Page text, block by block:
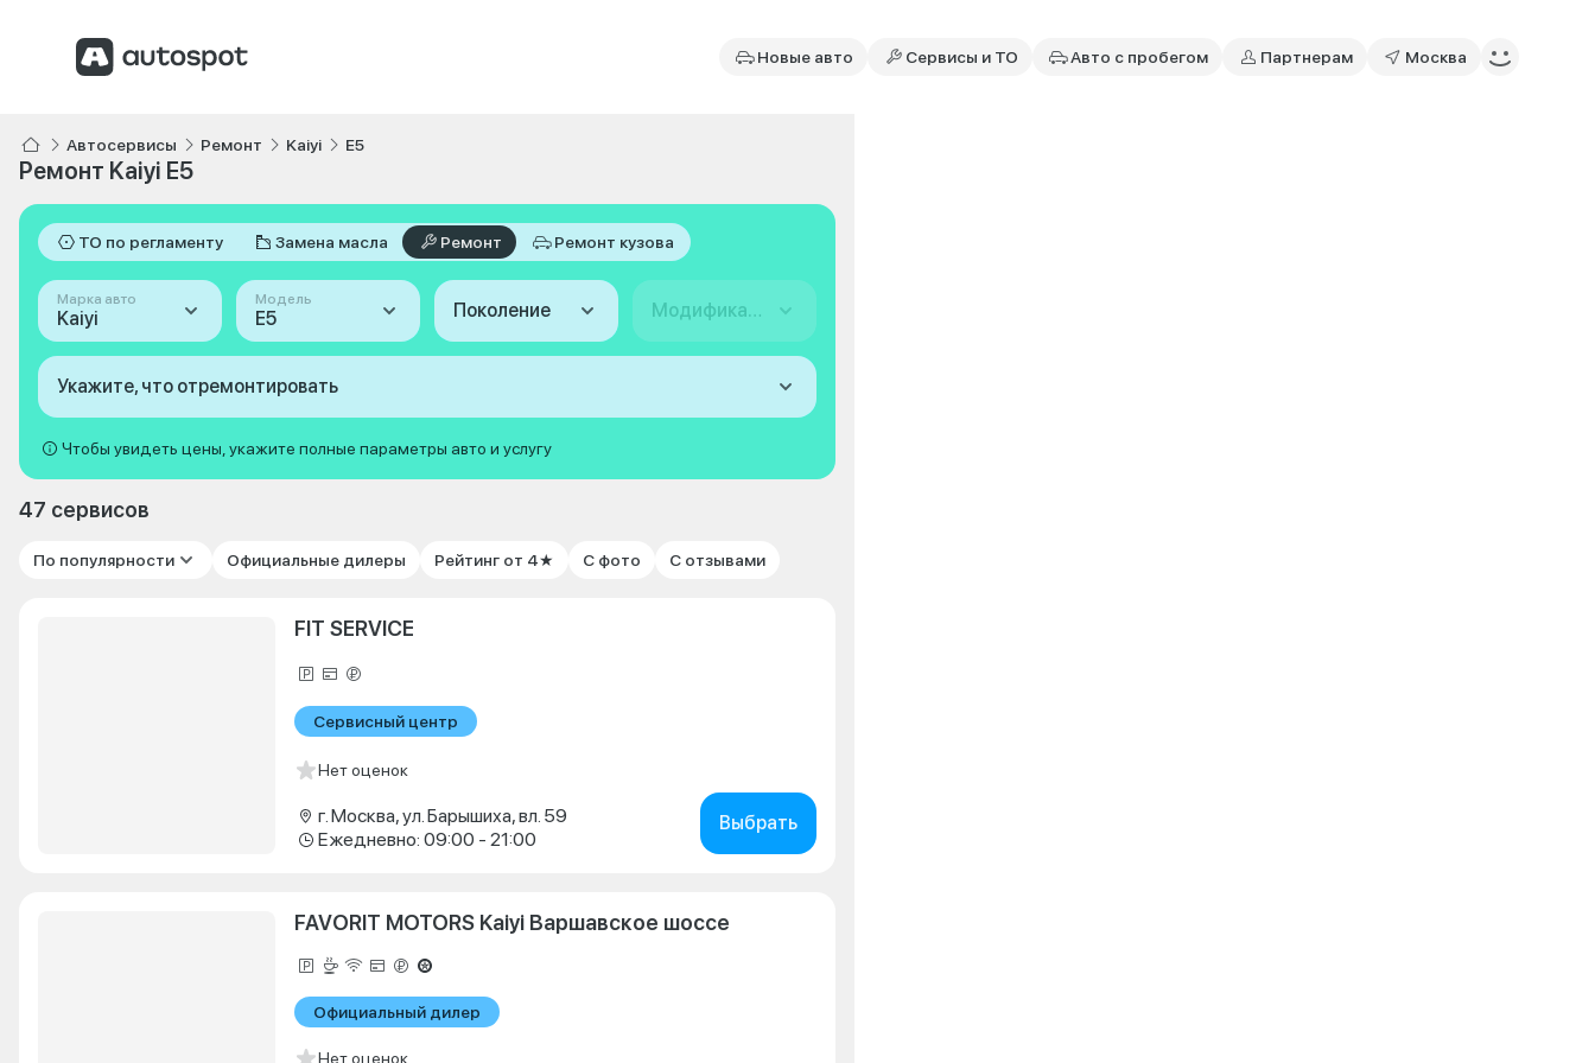
Новые авто Сервисы и ТО Авто с пробегом Партнерам Москва
Автосервисы Ремонт Kaiyi E5
Ремонт Kaiyi E5
ТО по регламенту Замена масла Ремонт Ремонт кузова
Марка авто
Kaiyi
Модель
E5 Поколение Модификация
Укажите, что отремонтировать
Чтобы увидеть цены, укажите полные параметры авто и услугу
47 сервисов
По популярности Официальные дилеры Рейтинг от 4★ С фото С отзывами
FIT SERVICE
Сервисный центр
Нет оценок
г. Москва, ул. Барышиха, вл. 59
Ежедневно: 09:00 - 21:00
Выбрать
FAVORIT MOTORS Kaiyi Варшавское шоссе
Официальный дилер
Нет оценок